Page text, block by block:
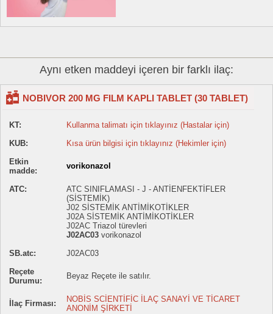
Aynı etken maddeyi içeren bir farklı ilaç:
NOBIVOR 200 MG FILM KAPLI TABLET (30 TABLET)
KT:
Kullanma talimatı için tıklayınız (Hastalar için)
KUB:
Kısa ürün bilgisi için tıklayınız (Hekimler için)
Etkin
madde:
vorikonazol
ATC:
ATC SINIFLAMASI - J - ANTİENFEKTİFLER
(SİSTEMİK)
J02 SİSTEMİK ANTİMİKOTİKLER
J02A SİSTEMİK ANTİMİKOTİKLER
J02AC Triazol türevleri
J02AC03 vorikonazol
SB.atc:
J02AC03
Reçete
Durumu:
Beyaz Reçete ile satılır.
İlaç Firması:
NOBİS SCİENTİFİC İLAÇ SANAYİ VE TİCARET
ANONİM ŞİRKETİ